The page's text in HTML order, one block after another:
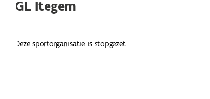
GL Itegem
Deze sportorganisatie is stopgezet.